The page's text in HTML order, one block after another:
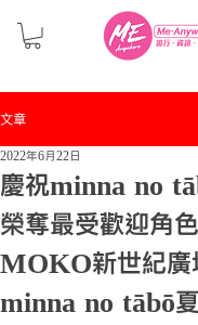
文章
慶祝minna no
榮奪最受歡迎角
MOKO新世紀廣
minna no tābō
2022年6月22日